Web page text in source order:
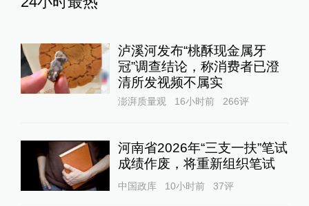
泸溪河发布“桃酥现金属牙
冠”调查结论，称消费者已澄
清所发视频不属实
澎湃质量观 16小时前 266评
河南省2026年“三支一扶”笔试
成绩作废，将重新组织笔试
中国政库 10小时前 37评